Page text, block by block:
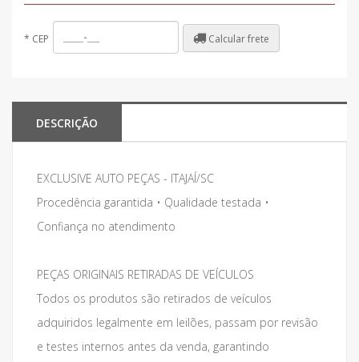
* CEP Calcular frete
DESCRIÇÃO
EXCLUSIVE AUTO PEÇAS - ITAJAÍ/SC
Procedência garantida • Qualidade testada •
Confiança no atendimento
PEÇAS ORIGINAIS RETIRADAS DE VEÍCULOS
Todos os produtos são retirados de veículos
adquiridos legalmente em leilões, passam por revisão
e testes internos antes da venda, garantindo